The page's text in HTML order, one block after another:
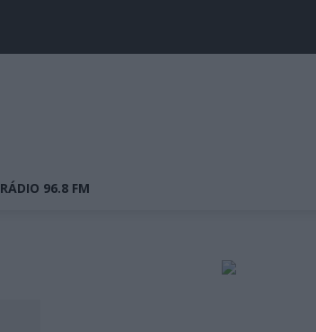
RÁDIO 96.8 FM